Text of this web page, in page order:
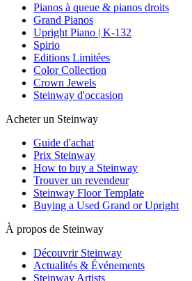
Pianos à queue & pianos droits
Grand Pianos
Upright Piano | K-132
Spirio
Editions Limitées
Color Collection
Crown Jewels
Steinway d'occasion
Acheter un Steinway
Guide d'achat
Prix Steinway
How to buy a Steinway
Trouver un revendeur
Steinway Floor Template
Buying a Used Grand or Upright
À propos de Steinway
Découvrir Steinway
Actualités & Événements
Steinway Artists